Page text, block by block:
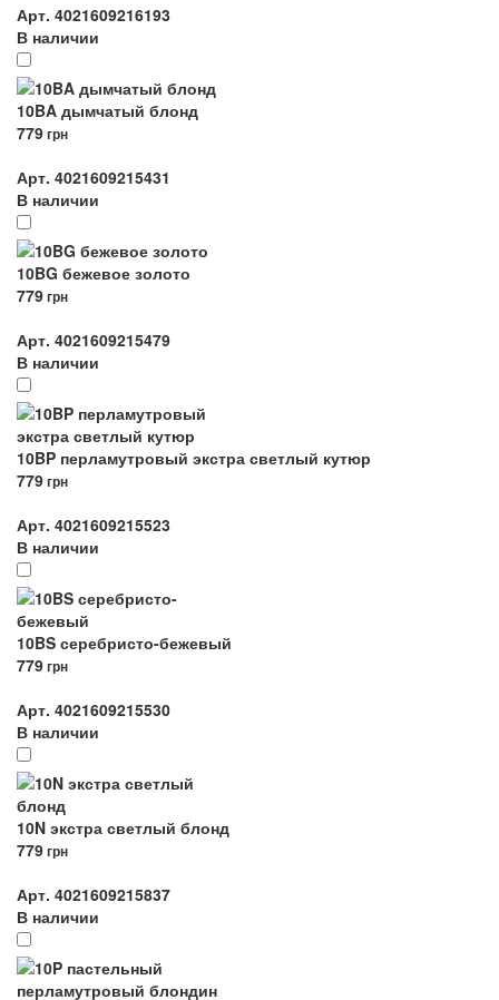
Арт. 4021609216193
В наличии
10BA дымчатый блонд
779грн
Арт. 4021609215431
В наличии
10BG бежевое золото
779грн
Арт. 4021609215479
В наличии
10BP перламутровый экстра светлый кутюр
779грн
Арт. 4021609215523
В наличии
10BS серебристо-бежевый
779грн
Арт. 4021609215530
В наличии
10N экстра светлый блонд
779грн
Арт. 4021609215837
В наличии